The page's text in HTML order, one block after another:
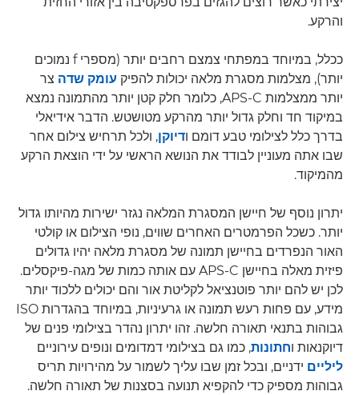
והרקע.
ככלל, במיוחד במפתחי צמצם רחבים יותר (מספרי f נמוכים
יותר), מצלמות מסגרת מלאה יכולות להפיק עומק שדה צר
יותר ממצלמות APS-C, כלומר חלק קטן יותר מהתמונה נמצא
במיקוד חד וחלק גדול יותר מהרקע מטושטש. הדבר אידיאלי
בדרך כלל לצילומי טבע דומם ודיוקן, ולכל תרחיש צילום אחר
שבו אתה מעוניין לבודד את הנושא הראשי על ידי הוצאת הרקע
מהמיקוד.
יתרון נוסף של חיישן המסגרת המלאה נגזר ישירות מהיותו גדול
יותר. כשכל הפרמטרים האחרים שווים, נופי הצילום או קולטי
האור הנפרדים בחיישן תמונה של מסגרת מלאה יהיו גדולים
פיזית מאלה בחיישן APS-C עם אותה כמות של מגה-פיקסלים.
לכן יש להם יותר פוטנציאל לקליטת אור והם יכולים ללכוד יותר
מידע, עם פחות רעש תמונה או גרעיניות, במיוחד בהגדרות ISO
גבוהות בתנאי תאורה חלשה. זהו יתרון נהדר בצילומי פנים של
דיוקנאות וחתונות, כמו גם בצילומי דמדומים ונופים עירוניים
ליליים ידניים, ובכל זמן שבו עליך לשמור על מהירויות תריס
גבוהות מספיק כדי להקפיא תנועה בסצנות של תאורה חלשה.